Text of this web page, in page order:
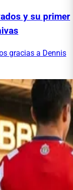
y su primer
gracias a Dennis